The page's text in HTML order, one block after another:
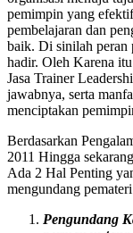
pemimpin yang
pembelajaran dan
baik. Di sinilah peran
hadir. Oleh Karena
Jasa Trainer
jawabnya, serta
menciptakan
Berdasarkan
2011 Hingga
Ada 2 Hal Penting
mengundang
Pengundang